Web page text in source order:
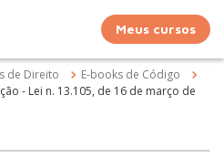
Meus cursos
de Direito
E-books de Código
- Lei n. 13.105, de 16 de março de